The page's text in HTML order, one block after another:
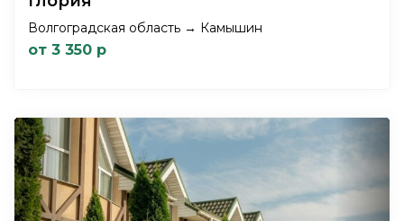
Волгоградская область → Камышин
от 3 350 р